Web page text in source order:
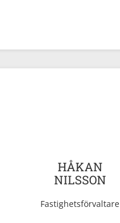
HÅKAN
NILSSON
Fastighetsförvaltare